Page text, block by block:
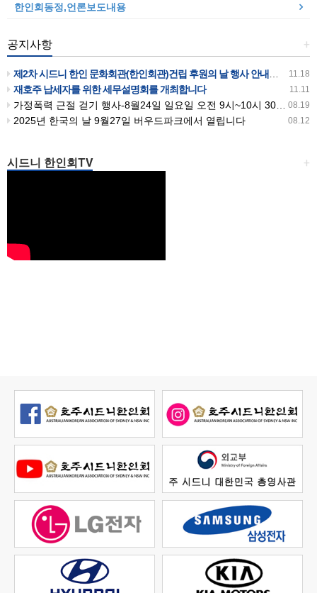
한인회동정,언론보도내용
+
공지사항
11.18
제2차 시드니 한인 문화회관(한인회관)건립 후원의 날 행사 안내입니다
11.11
재호주 납세자를 위한 세무설명회를 개최합니다
08.19
가정폭력 근절 걷기 행사-8월24일 일요일 오전 9시~10시 30분까지 버우드파크에서 있습니다
08.12
2025년 한국의 날 9월27일 버우드파크에서 열립니다
+
시드니 한인회TV